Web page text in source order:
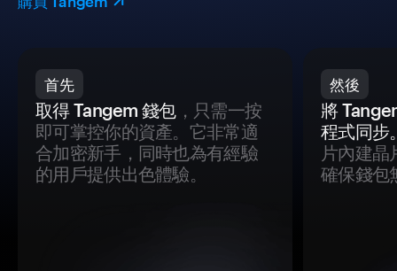
首先
取得 Tangem 錢包，只需一按
即可掌控你的資產。它非常適
合加密新手，同時也為有經驗
的用戶提供出色體驗。
然後
將
程式同步
片內建晶
確保錢包